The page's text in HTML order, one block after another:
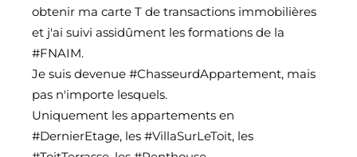
obtenir ma carte T de transactions immobilières
et j'ai suivi assidûment les formations de la
#FNAIM.
Je suis devenue #ChasseurdAppartement, mais
pas n'importe lesquels.
Uniquement les appartements en
#DernierEtage, les #VillaSurLeToit, les